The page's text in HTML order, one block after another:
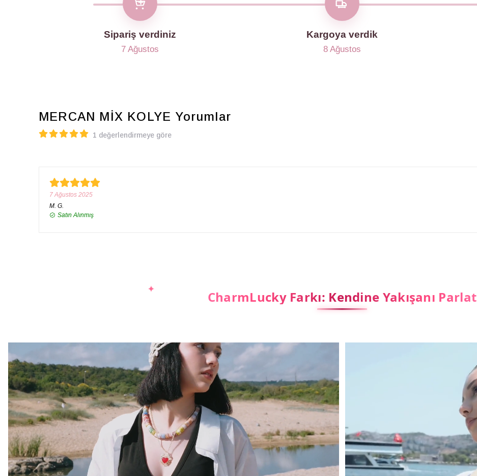
Sipariş verdiniz
7 Ağustos
Kargoya verdik
8 Ağustos
MERCAN MİX KOLYE Yorumlar
1 değerlendirmeye göre
7 Ağustos 2025
M. G.
Satın Alınmış
CharmLucky Farkı: Kendine Yakışanı Parlat